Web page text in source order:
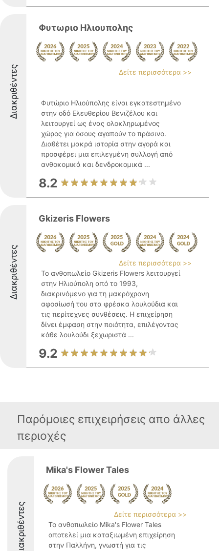
Διακριθέντες
Φυτωριο Ηλιουπολης
Δείτε περισσότερα >>
Φυτώριο Ηλιούπολης είναι εγκατεστημένο
στην οδό Ελευθερίου Βενιζέλου και
λειτουργεί ως ένας ολοκληρωμένος
χώρος για όσους αγαπούν το πράσινο.
Διαθέτει μακρά ιστορία στην αγορά και
προσφέρει μια επιλεγμένη συλλογή από
ανθοκομικά και δενδροκομικά ...
8.2
Διακριθέντες
Gkizeris Flowers
Δείτε περισσότερα >>
Το ανθοπωλείο Gkizeris Flowers λειτουργεί
στην Ηλιούπολη από το 1993,
διακρινόμενο για τη μακρόχρονη
αφοσίωσή του στα φρέσκα λουλούδια και
τις περίτεχνες συνθέσεις. Η επιχείρηση
δίνει έμφαση στην ποιότητα, επιλέγοντας
κάθε λουλούδι ξεχωριστά ...
9.2
Παρόμοιες επιχειρήσεις απο άλλες
περιοχές
Διακριθέντες
Mika's Flower Tales
Δείτε περισσότερα >>
Το ανθοπωλείο Mika's Flower Tales
αποτελεί μια καταξιωμένη επιχείρηση
στην Παλλήνη, γνωστή για τις